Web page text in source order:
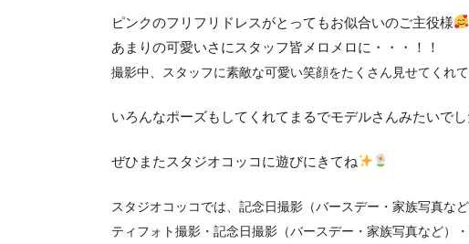
ピンクのフリフリドレスがとってもお似合いのご主役様
あまりの可愛いさにスタッフ皆メロメロに・・・！！
撮影中、スタッフに素敵な可愛い笑顔をたくさん見せてくれ
いろんなポーズもしてくれてまるでモデルさんみたいで
ぜひまたスタジオコッコに遊びにきてね
スタジオコッコでは、 記念日撮影（バースデー・家族写真など
ティフォト撮影・記念日撮影（バースデー・家族写真など）